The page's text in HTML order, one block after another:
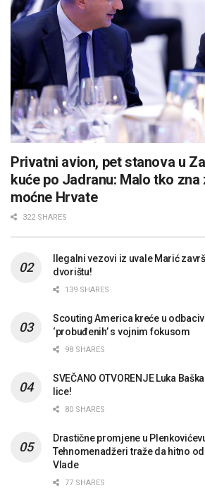
Privatni avion, pet stanova u
kuće po Jadranu: Malo tko zna
moćne Hrvate
322 SHARES
Ilegalni vezovi iz uvale Marić
dvorištu!
139 SHARES
Scouting America kreće u
‘probuđenih’ s vojnim fokusom
98 SHARES
SVEČANO OTVORENJE Luka
lice!
80 SHARES
Drastične promjene u
Tehnomenadžeri traže da hitno
Vlade
77 SHARES